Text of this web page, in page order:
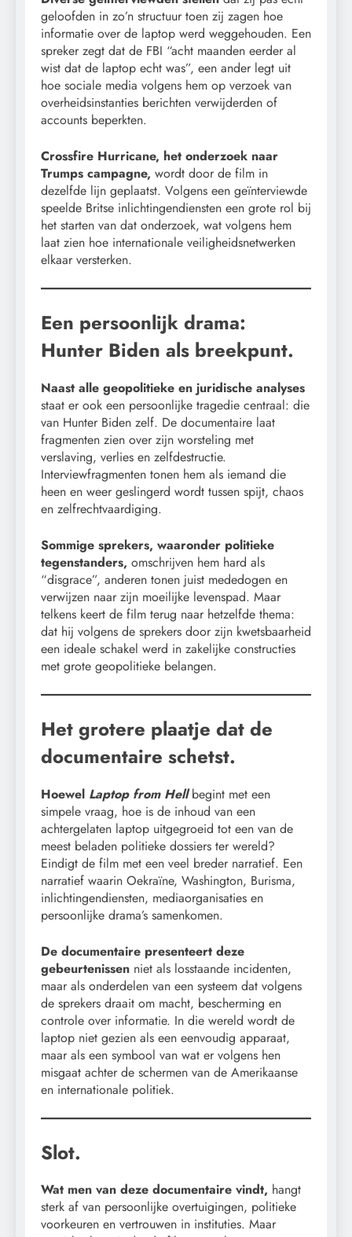
geloofden in zo’n structuur toen zij zagen hoe
informatie over de laptop werd weggehouden. Een
spreker zegt dat de FBI “acht maanden eerder al
wist dat de laptop echt was”, een ander legt uit
hoe sociale media volgens hem op verzoek van
overheidsinstanties berichten verwijderden of
accounts beperkten.
Crossfire Hurricane, het onderzoek naar
Trumps campagne, wordt door de film in
dezelfde lijn geplaatst. Volgens een geïnterviewde
speelde Britse inlichtingendiensten een grote rol bij
het starten van dat onderzoek, wat volgens hem
laat zien hoe internationale veiligheidsnetwerken
elkaar versterken.
Een persoonlijk drama:
Hunter Biden als breekpunt.
Naast alle geopolitieke en juridische analyses
staat er ook een persoonlijke tragedie centraal: die
van Hunter Biden zelf. De documentaire laat
fragmenten zien over zijn worsteling met
verslaving, verlies en zelfdestructie.
Interviewfragmenten tonen hem als iemand die
heen en weer geslingerd wordt tussen spijt, chaos
en zelfrechtvaardiging.
Sommige sprekers, waaronder politieke
tegenstanders, omschrijven hem hard als
“disgrace”, anderen tonen juist mededogen en
verwijzen naar zijn moeilijke levenspad. Maar
telkens keert de film terug naar hetzelfde thema:
dat hij volgens de sprekers door zijn kwetsbaarheid
een ideale schakel werd in zakelijke constructies
met grote geopolitieke belangen.
Het grotere plaatje dat de
documentaire schetst.
Hoewel Laptop from Hell begint met een
simpele vraag, hoe is de inhoud van een
achtergelaten laptop uitgegroeid tot een van de
meest beladen politieke dossiers ter wereld?
Eindigt de film met een veel breder narratief. Een
narratief waarin Oekraïne, Washington, Burisma,
inlichtingendiensten, mediaorganisaties en
persoonlijke drama’s samenkomen.
De documentaire presenteert deze
gebeurtenissen niet als losstaande incidenten,
maar als onderdelen van een systeem dat volgens
de sprekers draait om macht, bescherming en
controle over informatie. In die wereld wordt de
laptop niet gezien als een eenvoudig apparaat,
maar als een symbool van wat er volgens hen
misgaat achter de schermen van de Amerikaanse
en internationale politiek.
Slot.
Wat men van deze documentaire vindt, hangt
sterk af van persoonlijke overtuigingen, politieke
voorkeuren en vertrouwen in instituties. Maar